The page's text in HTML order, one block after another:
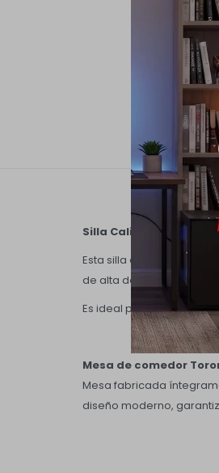
Silla Caliza
es una silla
Esta silla destaca por
de alta densidad
Es ideal para
Mesa de comedor
Mesa fabricada
diseño moderno,